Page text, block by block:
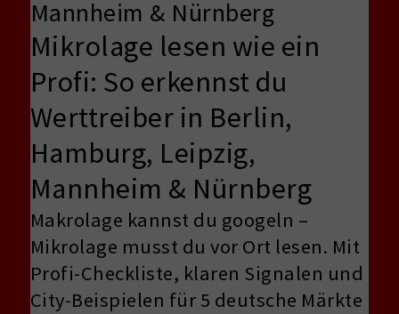
Mannheim & Nürnberg
Mikrolage lesen wie ein
Profi: So erkennst du
Werttreiber in Berlin,
Hamburg, Leipzig,
Mannheim & Nürnberg
Makrolage kannst du googeln –
Mikrolage musst du vor Ort lesen. Mit
Profi-Checkliste, klaren Signalen und
City-Beispielen für 5 deutsche Märkte